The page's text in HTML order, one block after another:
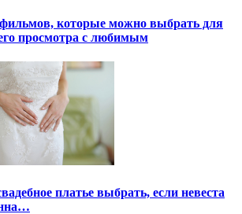
которые можно выбрать для
просмотра с любимым
платье выбрать, если невеста